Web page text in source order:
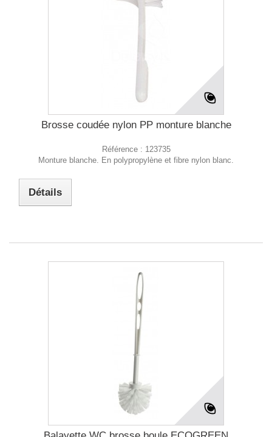
Brosse coudée nylon PP monture blanche
Référence : 123735
Monture blanche. En polypropylène et fibre nylon blanc.
Détails